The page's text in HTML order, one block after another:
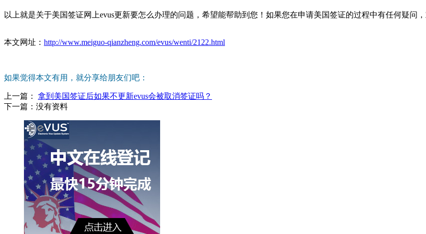
以上就是关于美国签证网上evus更新要怎么办理的问题，希望能帮助到您！如果您在申请美国签证的过程中有任何疑问
本文网址： http://www.meiguo-qianzheng.com/evus/wenti/2122.html
如果觉得本文有用，就分享给朋友们吧：
上一篇： 拿到美国签证后如果不更新evus会被取消签证吗？
下一篇： 没有资料